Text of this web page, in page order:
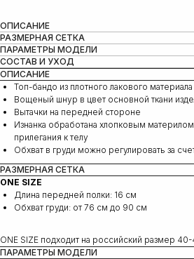
ОПИСАНИЕ
РАЗМЕРНАЯ СЕТКА
ПАРАМЕТРЫ МОДЕЛИ
СОСТАВ И УХОД
ОПИСАНИЕ
Топ-бандо из плотного лакового материала
Вощеный шнур в цвет основной ткани
Вытачки на передней стороне
Изнанка обработана хлопковым
прилегания к телу
Обхват в груди можно регулировать за
РАЗМЕРНАЯ СЕТКА
ONE SIZE
Длина передней полки: 16 см
Обхват груди: от 76 см до 90 см
ONE SIZE подходит на российский размер
ПАРАМЕТРЫ МОДЕЛИ